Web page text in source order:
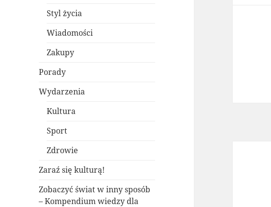
Styl życia
Wiadomości
Zakupy
Porady
Wydarzenia
Kultura
Sport
Zdrowie
Zaraź się kulturą!
Zobaczyć świat w inny sposób
– Kompendium wiedzy dla